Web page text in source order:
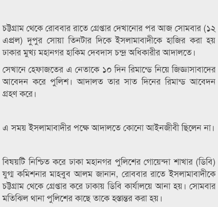
চট্টগ্রাম থেকে রোববার রাতে গ্রেপ্তার দেখানোর পর আজ সোমবার (১২
এপ্রল) দুপুর সোয়া তিনটার দিকে ইসলামাবাদীকে হাজির করা হয়
ঢাকার মুখ্য মহানগর হাকিম দেবদাস চন্দ্র অধিকারীর আদালতে।
সেখানে হেফাজতের এ নেতাকে ১০ দিন রিমান্ডে নিয়ে জিজ্ঞাসাবাদের
আবেদন করে পুলিশ। আদালত তার সাত দিনের রিমান্ড আবেদন
গ্রহণ করে।
এ সময় ইসলামাবাদীর পক্ষে আদালতে কোনো আইনজীবী ছিলেন না।
বিষয়টি নিশ্চিত করে ঢাকা মহানগর পুলিশের গোয়েন্দা শাখার (ডিবি)
যুগ্ম কমিশনার মাহবুব আলম জানান, রোববার রাতে ইসলামাবাদীকে
চট্টগ্রাম থেকে গ্রেপ্তার করে ঢাকায় ডিবি কার্যালয়ে আনা হয়। সোমবার
মতিঝিল থানা পুলিশের কাছে তাকে হস্তান্তর করা হয়।